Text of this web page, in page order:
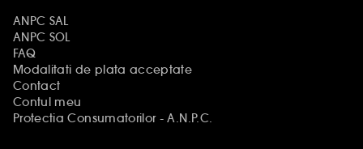
ANPC SAL
ANPC SOL
FAQ
Modalitati de plata acceptate
Contact
Contul meu
Protectia Consumatorilor - A.N.P.C.